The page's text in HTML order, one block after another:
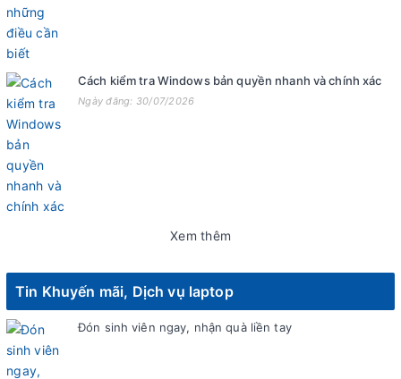
Cách kiểm tra Windows bản quyền nhanh và chính xác
Ngày đăng: 30/07/2026
Xem thêm
Tin Khuyến mãi, Dịch vụ laptop
Đón sinh viên ngay, nhận quà liền tay